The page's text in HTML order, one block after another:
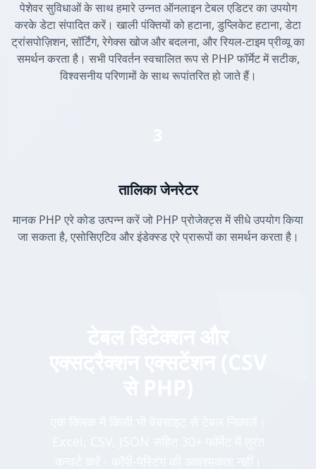
पेशेवर सुविधाओं के साथ हमारे उन्नत ऑनलाइन टेबल एडिटर का उपयोग
करके डेटा संपादित करें। खाली पंक्तियों को हटाना, डुप्लिकेट हटाना, डेटा
ट्रांसपोज़िशन, सॉर्टिंग, रेगेक्स खोज और बदलना, और रियल-टाइम प्रीव्यू का
समर्थन करता है। सभी परिवर्तन स्वचालित रूप से PHP फॉर्मेट में सटीक,
विश्वसनीय परिणामों के साथ रूपांतरित हो जाते हैं।
तालिका जेनरेटर
मानक PHP एरे कोड उत्पन्न करें जो PHP प्रोजेक्ट्स में सीधे उपयोग किया
जा सकता है, एसोसिएटिव और इंडेक्स्ड एरे प्रारूपों का समर्थन करता है।